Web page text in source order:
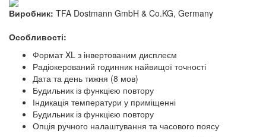
Виробник: TFA Dostmann GmbH & Co.KG, Germany
Особливості:
Формат XL з інвертованим дисплеєм
Радіокерований годинник найвищої точності
Дата та день тижня (8 мов)
Будильник із функцією повтору
Індикація температури у приміщенні
Будильник із функцією повтору
Опція ручного налаштування та часового поясу